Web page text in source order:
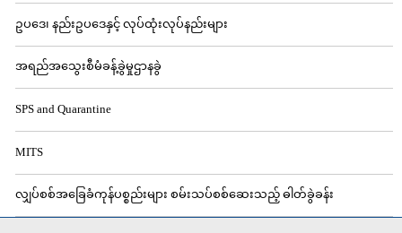
ဥပဒေ၊ နည်းဥပဒေနှင့် လုပ်ထုံးလုပ်နည်းများ
အရည်အသွေးစီမံခန့်ခွဲမှုဌာနခွဲ
SPS and Quarantine
MITS
လျှပ်စစ်အခြေခံကုန်ပစ္စည်းများ စမ်းသပ်စစ်ဆေးသည့် ဓါတ်ခွဲခန်း